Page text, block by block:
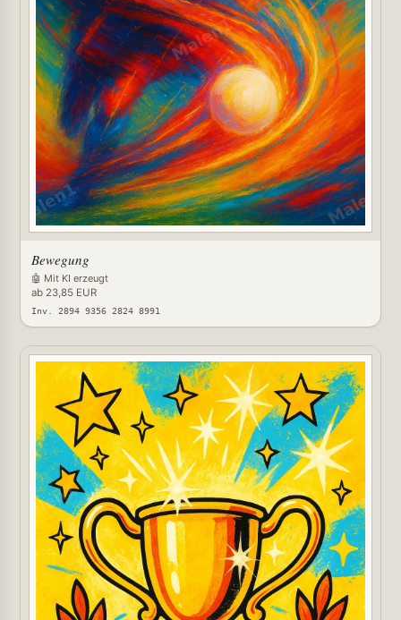
Bewegung
🤖 Mit KI erzeugt
ab 23,85 EUR
Inv. 2894 9356 2824 8991